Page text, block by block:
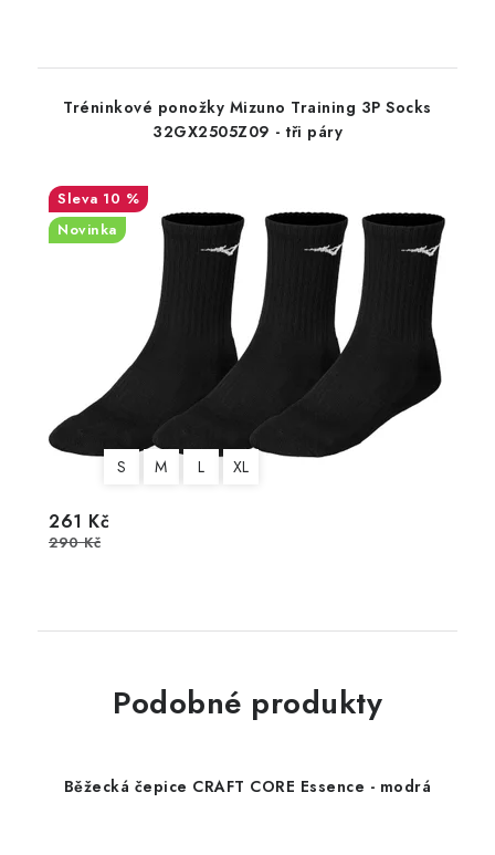
Tréninkové ponožky Mizuno Training 3P Socks
32GX2505Z09 - tři páry
10 %
Novinka
S M L XL
261 Kč
290 Kč
Podobné produkty
Běžecká čepice CRAFT CORE Essence - modrá